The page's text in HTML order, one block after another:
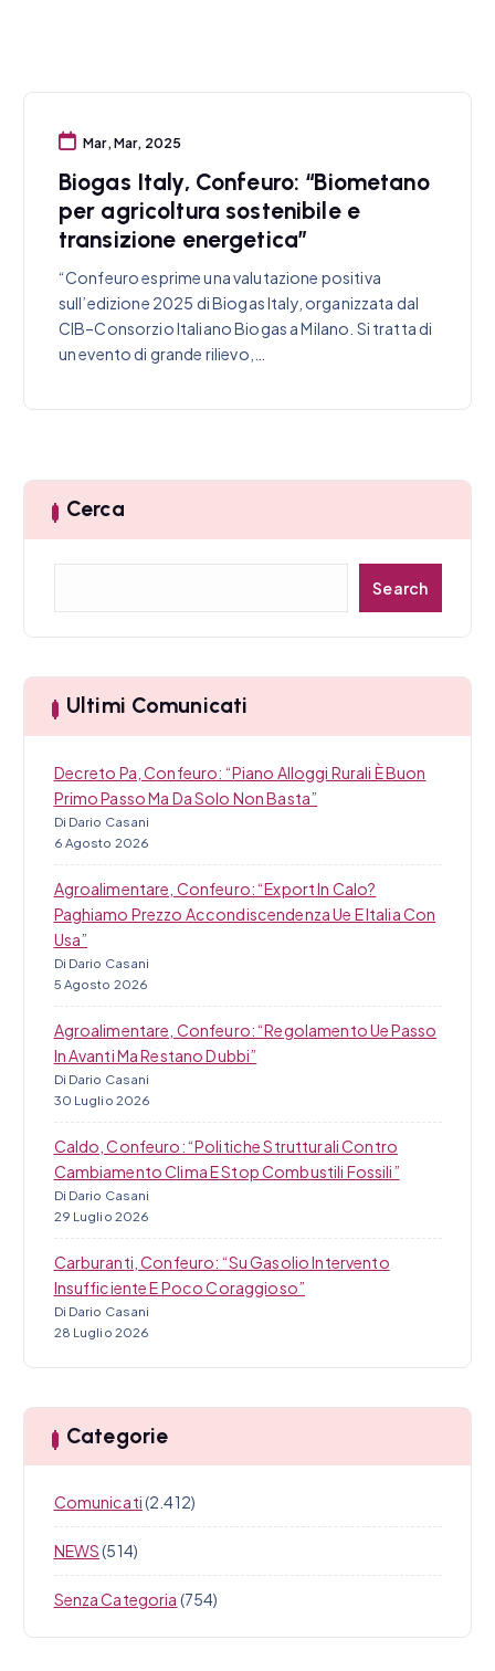
Mar, Mar, 2025
Biogas Italy, Confeuro: “Biometano
per agricoltura sostenibile e
transizione energetica”
“Confeuro esprime una valutazione positiva
sull’edizione 2025 di Biogas Italy, organizzata dal
CIB–Consorzio Italiano Biogas a Milano. Si tratta di
un evento di grande rilievo,…
Cerca
a
Search
Ultimi Comunicati
Decreto Pa, Confeuro: “Piano Alloggi Rurali È Buon
Primo Passo Ma Da Solo Non Basta”
Di Dario Casani
6 Agosto 2026
Agroalimentare, Confeuro: “Export In Calo?
Paghiamo Prezzo Accondiscendenza Ue E Italia Con
Usa”
Di Dario Casani
5 Agosto 2026
Agroalimentare, Confeuro: “Regolamento Ue Passo
In Avanti Ma Restano Dubbi”
Di Dario Casani
30 Luglio 2026
Caldo, Confeuro: “Politiche Strutturali Contro
Cambiamento Clima E Stop Combustili Fossili”
Di Dario Casani
29 Luglio 2026
Carburanti, Confeuro: “Su Gasolio Intervento
Insufficiente E Poco Coraggioso”
Di Dario Casani
28 Luglio 2026
Categorie
Comunicati(2.412)
NEWS(514)
Senza Categoria (754)